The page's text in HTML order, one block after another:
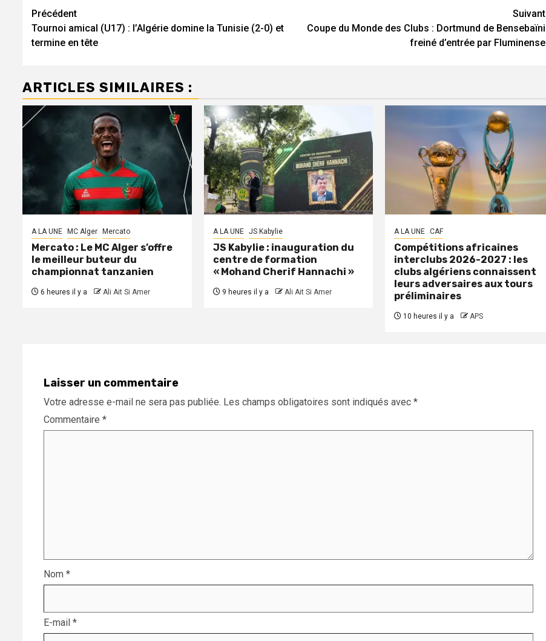
Navigation
d’article
Précédent
Tournoi amical (U17) : l’Algérie domine la Tunisie (2-0) et
termine en tête
Suivant
Coupe du Monde des Clubs : Dortmund de Bensebaïni
freiné d’entrée par Fluminense
ARTICLES SIMILAIRES :
A LA UNE MC Alger Mercato
Mercato : Le MC Alger s’offre
le meilleur buteur du
championnat tanzanien
6 heures il y a Ali Ait Si Amer
A LA UNE JS Kabylie
JS Kabylie : inauguration du
centre de formation
« Mohand Cherif Hannachi »
9 heures il y a Ali Ait Si Amer
A LA UNE CAF
Compétitions africaines
interclubs 2026-2027 : les
clubs algériens connaissent
leurs adversaires aux tours
préliminaires
10 heures il y a APS
Laisser un commentaire
Votre adresse e-mail ne sera pas publiée. Les champs obligatoires sont indiqués avec *
Commentaire *
Nom *
E-mail *